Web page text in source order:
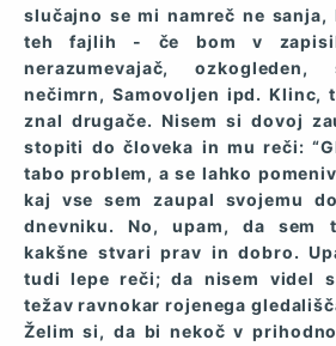
slučajno se mi namreč ne
teh fajlih - če bom v
nerazumevajač, ozkogleden,
nečimrn, Samovoljen ipd. Klinc,
znal drugače. Nisem si dovoj
stopiti do človeka in mu reči:
tabo problem, a se lahko
kaj vse sem zaupal svojemu
dnevniku. No, upam, da sem
kakšne stvari prav in dobro.
tudi lepe reči; da nisem videl
težav ravnokar rojenega
Želim si, da bi nekoč v